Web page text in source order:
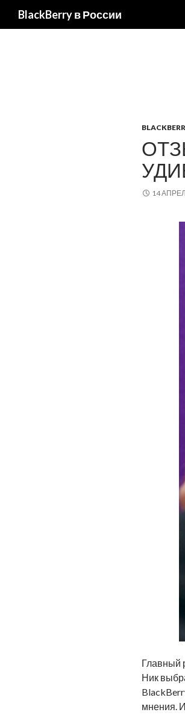
BlackBerry в России
14
Главный
Ник
мнения.